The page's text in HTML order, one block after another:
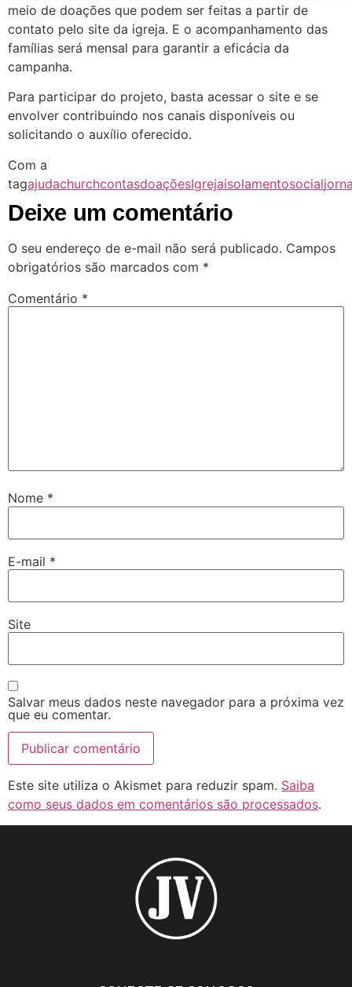
meio de doações que podem ser feitas a partir de
contato pelo site da igreja. E o acompanhamento das
famílias será mensal para garantir a eficácia da
campanha.
Para participar do projeto, basta acessar o site e se
envolver contribuindo nos canais disponíveis ou
solicitando o auxílio oferecido.
Com a
tagajudachurchcontasdoaçõesIgrejaisolamentosocial
Deixe um comentário
O seu endereço de e-mail não será publicado. Campos
obrigatórios são marcados com *
Comentário *
Nome *
E-mail *
Site
Salvar meus dados neste navegador para a próxima vez
que eu comentar.
Este site utiliza o Akismet para reduzir spam. Saiba
como seus dados em comentários são processados.